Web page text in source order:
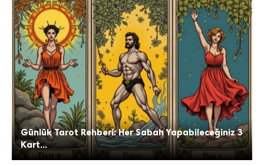
Günlük Tarot Rehberi: Her Sabah Yapabileceğiniz 3
Kart...